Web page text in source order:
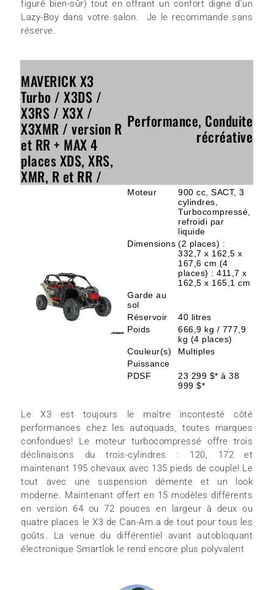
figuré bien-sûr) tout en offrant un confort digne d’un
Lazy-Boy dans votre salon. Je le recommande sans
réserve.
MAVERICK X3
Turbo / X3DS /
X3RS / X3X /
X3XMR / version R
et RR + MAX 4
places XDS, XRS,
XMR, R et RR /
Performance, Conduite
récréative
Moteur
900 cc, SACT, 3
cylindres,
Turbocompressé,
refroidi par
liquide
Dimensions (2 places) :
332,7 x 162,5 x
167,6 cm (4
places) : 411,7 x
162,5 x 165,1 cm
Garde au
sol
Réservoir
40 litres
Poids
666,9 kg / 777,9
kg (4 places)
Couleur(s)
Multiples
Puissance
PDSF
23 299 $* à 38
999 $*
Le X3 est toujours le maître incontesté côté
performances chez les autoquads, toutes marques
confondues! Le moteur turbocompressé offre trois
déclinaisons du trois-cylindres : 120, 172 et
maintenant 195 chevaux avec 135 pieds de couple! Le
tout avec une suspension démente et un look
moderne. Maintenant offert en 15 modèles différents
en version 64 ou 72 pouces en largeur à deux ou
quatre places le X3 de Can-Am a de tout pour tous les
goûts. La venue du différentiel avant autobloquant
électronique Smartlok le rend encore plus polyvalent